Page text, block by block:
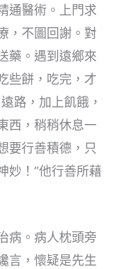
通醫術。上門求
，不圖回謝。對
藥。遇到遠鄉來
些餅，吃完，才
路，加上飢餓，
西，稍稍休息一
要行善積德，只
妙！”他行善所藉
病。病人枕頭旁
言，懷疑是先生